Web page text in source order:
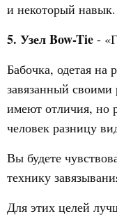
и некоторый навык.
5. Узел Bow-Tie -
Бабочка, одетая на
завязанный
имеют отличия, но
человек разницу
Вы будете
технику
Для этих целей